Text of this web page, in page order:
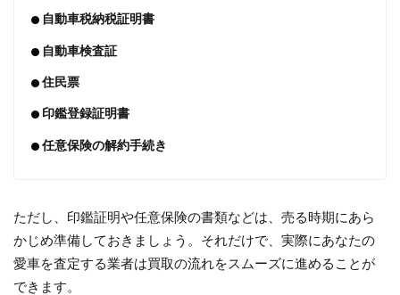
自動車税納税証明書
自動車検査証
住民票
印鑑登録証明書
任意保険の解約手続き
ただし、印鑑証明や任意保険の書類などは、売る時期にあら
かじめ準備しておきましょう。それだけで、実際にあなたの
愛車を査定する業者は買取の流れをスムーズに進めることが
できます。